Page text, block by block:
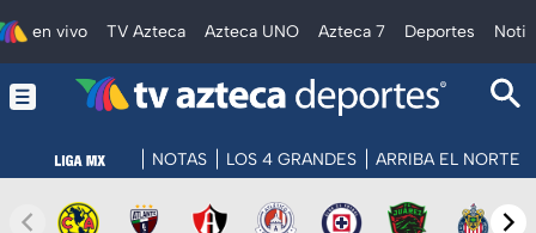
en vivo TV Azteca Azteca UNO Azteca 7 Deportes
NOTAS LOS 4 GRANDES ARRIBA EL NORTE